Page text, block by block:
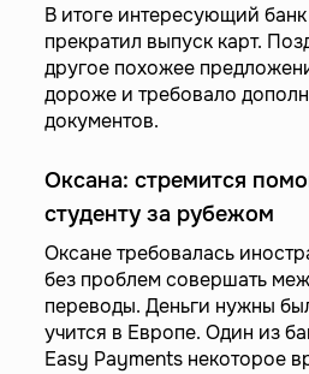
В итоге интересующий
прекратил выпуск карт.
другое похожее
дороже и требовало
документов.
Оксана: стремится
студенту за рубежом
Оксане требовалась
без проблем совершать
переводы. Деньги нужны
учится в Европе. Один из
Easy Payments некоторое